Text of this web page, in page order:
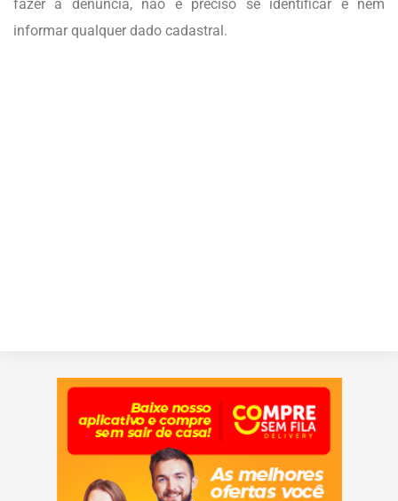
fazer a denúncia, não é preciso se identificar e nem
informar qualquer dado cadastral.